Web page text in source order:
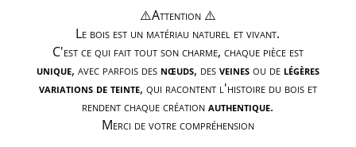
⚠️Attention ⚠️
Le bois est un matériau naturel et vivant.
C'est ce qui fait tout son charme, chaque pièce est
unique, avec parfois des nœuds, desveinesou de légères
variations de teinte, qui racontent l'histoire du bois et
rendent chaque créationauthentique.
Merci de votre compréhension